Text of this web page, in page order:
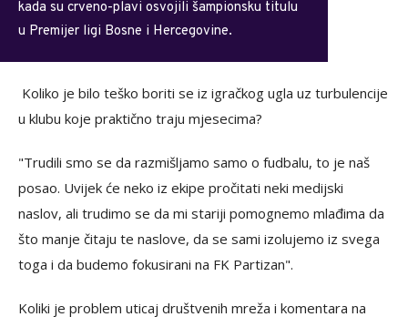
kada su crveno-plavi osvojili šampionsku titulu
u Premijer ligi Bosne i Hercegovine.
Koliko je bilo teško boriti se iz igračkog ugla uz turbulencije
u klubu koje praktično traju mjesecima?
"Trudili smo se da razmišljamo samo o fudbalu, to je naš
posao. Uvijek će neko iz ekipe pročitati neki medijski
naslov, ali trudimo se da mi stariji pomognemo mlađima da
što manje čitaju te naslove, da se sami izolujemo iz svega
toga i da budemo fokusirani na FK Partizan".
Koliki je problem uticaj društvenih mreža i komentara na